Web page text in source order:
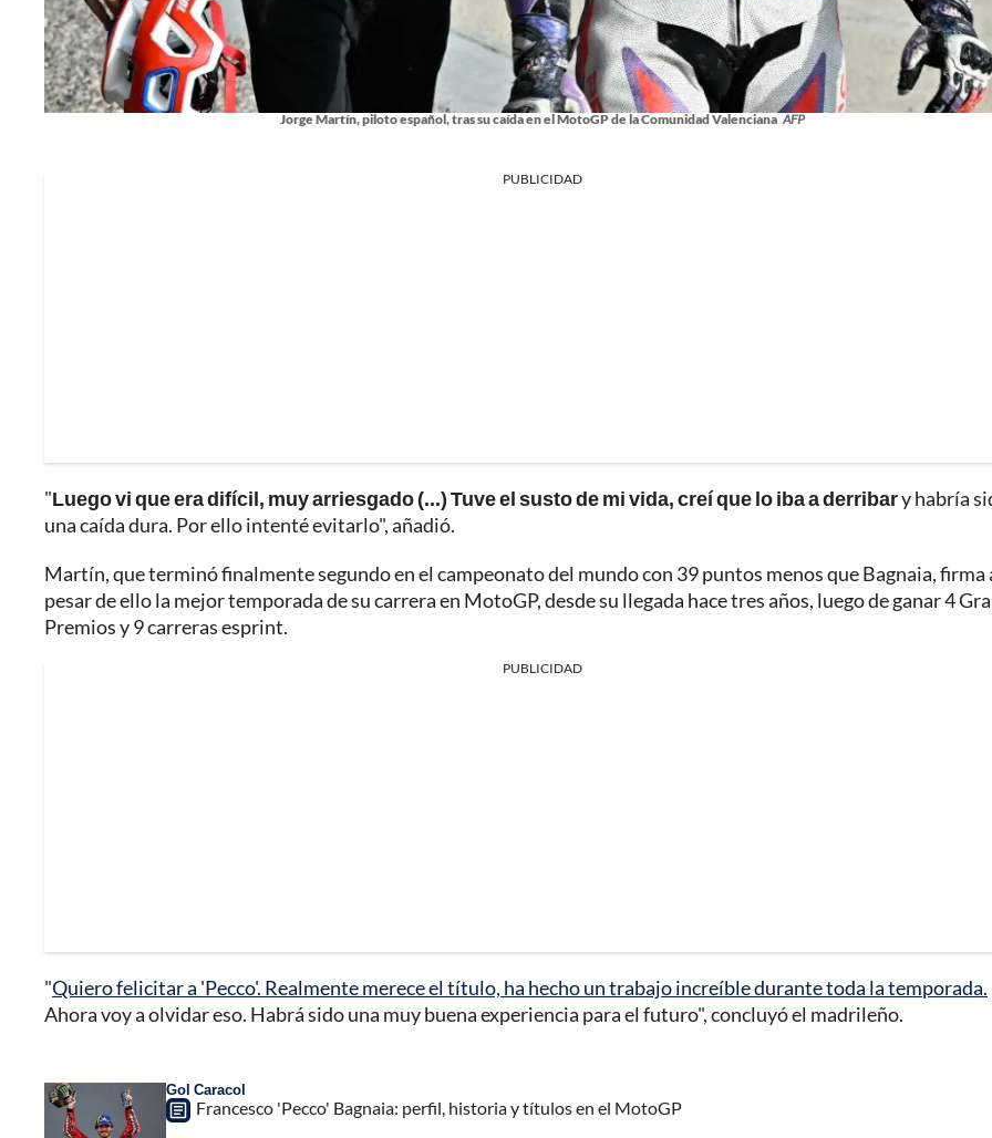
Jorge Martín, piloto español, tras su caída en el MotoGP de la Comunidad Valenciana AFP
PUBLICIDAD
"Luego vi que era difícil, muy arriesgado (...) Tuve el susto de mi vida, creí que lo iba a derribary habría
una caída dura. Por ello intenté evitarlo", añadió.
Martín, que terminó finalmente segundo en el campeonato del mundo con 39 puntos menos que Bagnaia, firma
pesar de ello la mejor temporada de su carrera en MotoGP, desde su llegada hace tres años, luego de ganar 4
Premios y 9 carreras esprint.
PUBLICIDAD
"Quiero felicitar a 'Pecco'. Realmente merece el título, ha hecho un trabajo increíble durante toda la temporada.
Ahora voy a olvidar eso. Habrá sido una muy buena experiencia para el futuro", concluyó el madrileño.
Gol Caracol
Francesco 'Pecco' Bagnaia: perfil, historia y títulos en el MotoGP